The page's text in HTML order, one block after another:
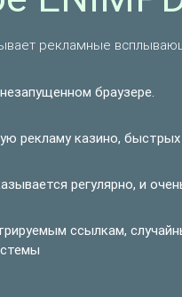
рекламные
браузере.
рекламу казино, быстрых
регулярно, и
ссылкам,